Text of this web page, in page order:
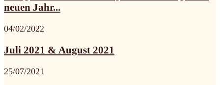
neuen Jahr...
04/02/2022
Juli 2021 & August 2021
25/07/2021